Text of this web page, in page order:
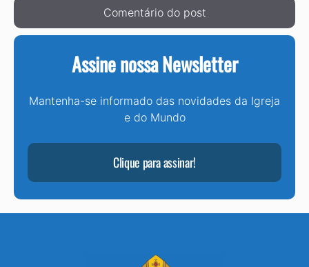
Assine nossa Newsletter
Mantenha-se informado das novidades da Igreja
e do Mundo
Clique para assinar!